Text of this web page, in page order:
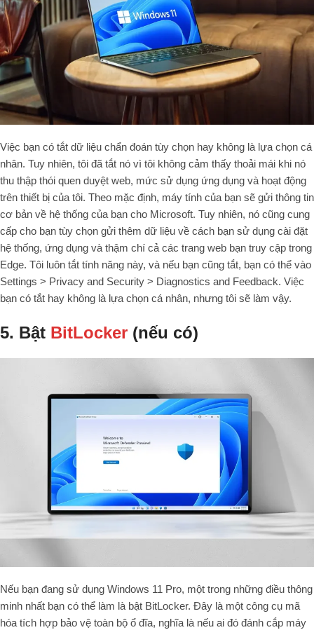
Việc bạn có tắt dữ liệu chẩn đoán tùy chọn hay không là lựa chọn cá
nhân. Tuy nhiên, tôi đã tắt nó vì tôi không cảm thấy thoải mái khi nó
thu thập thói quen duyệt web, mức sử dụng ứng dụng và hoạt động
trên thiết bị của tôi. Theo mặc định, máy tính của bạn sẽ gửi thông tin
cơ bản về hệ thống của bạn cho Microsoft. Tuy nhiên, nó cũng cung
cấp cho bạn tùy chọn gửi thêm dữ liệu về cách bạn sử dụng cài đặt
hệ thống, ứng dụng và thậm chí cả các trang web bạn truy cập trong
Edge. Tôi luôn tắt tính năng này, và nếu bạn cũng tắt, bạn có thể vào
Settings > Privacy and Security > Diagnostics and Feedback. Việc
bạn có tắt hay không là lựa chọn cá nhân, nhưng tôi sẽ làm vậy.
5. Bật BitLocker (nếu có)
Nếu bạn đang sử dụng Windows 11 Pro, một trong những điều thông
minh nhất bạn có thể làm là bật BitLocker. Đây là một công cụ mã
hóa tích hợp bảo vệ toàn bộ ổ đĩa, nghĩa là nếu ai đó đánh cắp máy